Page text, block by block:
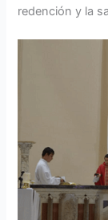
redención y la